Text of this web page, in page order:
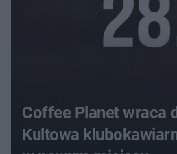
Coffee Planet wraca
Kultowa